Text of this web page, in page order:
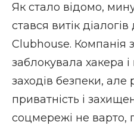
Як стало відомо,
стався витік
Clubhouse. Компанія
заблокувала хакера
заходів безпеки, але
приватність і
соцмережі не варто,